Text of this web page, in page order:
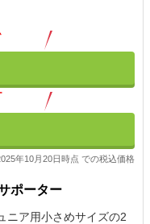
年10月20日時点 での税込価格
ポーター
ニア用小さめサイズの2